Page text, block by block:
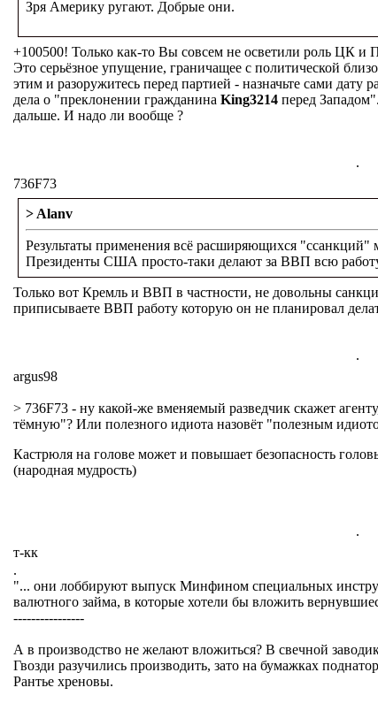
Зря Америку ругают. Добрые они.
+100500! Только как-то Вы совсем не осветили роль ЦК и
Это серьёзное упущение, граничащее с политической
этим и разоружитесь перед партией - назначьте сами дату
дела о "преклонении гражданина King3214 перед
дальше. И надо ли вообще ?
.
736F73
> Alanv
Результаты применения всё расширяющихся
Президенты США просто-таки делают за ВВП всю
Только вот Кремль и ВВП в частности, не довольны
приписываете ВВП работу которую он не планировал
.
argus98
> 736F73 - ну какой-же вменяемый разведчик скажет
тёмную"? Или полезного идиота назовёт "полезным
Кастрюля на голове может и повышает безопасность
(народная мудрость)
.
т-кк
.
"... они лоббируют выпуск Минфином специальных
валютного займа, в которые хотели бы вложить
----------------
А в производство не желают вложиться? В свечной
Гвозди разучились производить, зато на бумажках
Рантье хреновы.